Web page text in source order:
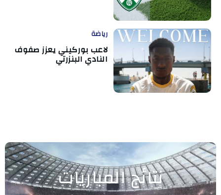
رياضة
لاعب بوركيني يعزز صفوف
النادي البنزرتي
نتائج المباريات